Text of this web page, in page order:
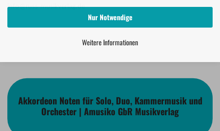
Nur Notwendige
Weitere Informationen
info@russ-musikverlag.de
Akkordeon Noten für Solo, Duo, Kammermusik und
Orchester | Amusiko GbR Musikverlag